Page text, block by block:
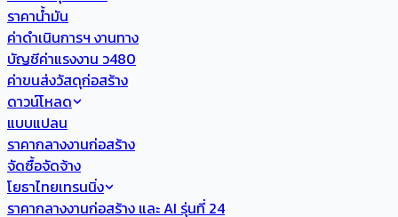
ราคาน้ำมัน
ค่าดำเนินการฯ งานทาง
บัญชีค่าแรงงาน ว480
ค่าขนส่งวัสดุก่อสร้าง
ดาวน์โหลด
แบบแปลน
ราคากลางงานก่อสร้าง
จัดซื้อจัดจ้าง
โยธาไทยเทรนนิ่ง
ราคากลางงานก่อสร้าง และ AI รุ่นที่ 24